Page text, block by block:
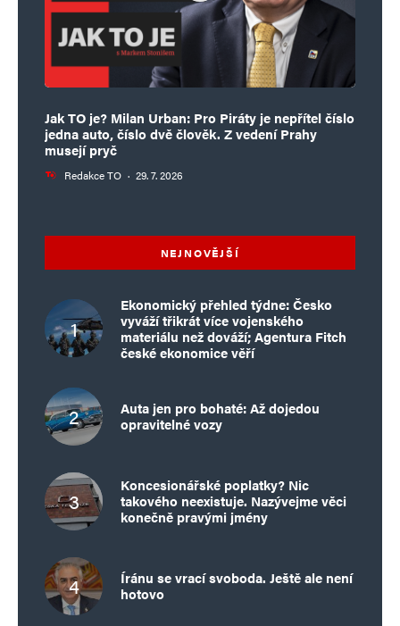
Jak TO je? Milan Urban: Pro Piráty je nepřítel číslo
jedna auto, číslo dvě člověk. Z vedení Prahy
musejí pryč
Redakce TO · 29. 7. 2026
NEJNOVĚJŠÍ
Ekonomický přehled týdne: Česko
vyváží třikrát více vojenského
materiálu než dováží; Agentura Fitch
české ekonomice věří
Auta jen pro bohaté: Až dojedou
opravitelné vozy
Koncesionářské poplatky? Nic
takového neexistuje. Nazývejme věci
konečně pravými jmény
Íránu se vrací svoboda. Ještě ale není
hotovo